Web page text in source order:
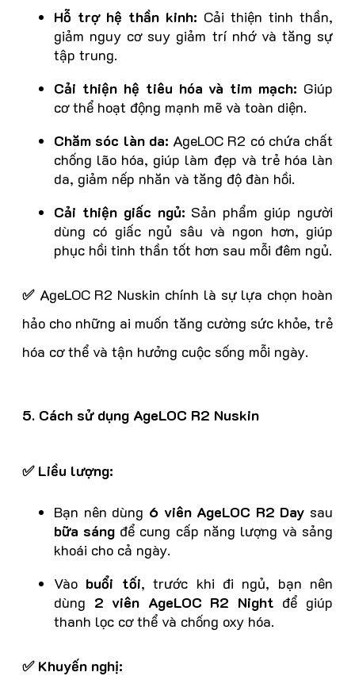
Hỗ trợ hệ thần kinh: Cải thiện tinh thần,
giảm nguy cơ suy giảm trí nhớ và tăng sự
tập trung.
Cải thiện hệ tiêu hóa và tim mạch: Giúp
cơ thể hoạt động mạnh mẽ và toàn diện.
Chăm sóc làn da: AgeLOC R2 có chứa chất
chống lão hóa, giúp làm đẹp và trẻ hóa làn
da, giảm nếp nhăn và tăng độ đàn hồi.
Cải thiện giấc ngủ: Sản phẩm giúp người
dùng có giấc ngủ sâu và ngon hơn, giúp
phục hồi tinh thần tốt hơn sau mỗi đêm ngủ.
✅ AgeLOC R2 Nuskin chính là sự lựa chọn hoàn
hảo cho những ai muốn tăng cường sức khỏe, trẻ
hóa cơ thể và tận hưởng cuộc sống mỗi ngày.
5. Cách sử dụng AgeLOC R2 Nuskin
✅ Liều lượng:
Bạn nên dùng 6 viên AgeLOC R2 Day sau
bữa sáng để cung cấp năng lượng và sảng
khoái cho cả ngày.
Vào buổi tối, trước khi đi ngủ, bạn nên
dùng 2 viên AgeLOC R2 Night để giúp
thanh lọc cơ thể và chống oxy hóa.
✅ Khuyến nghị: